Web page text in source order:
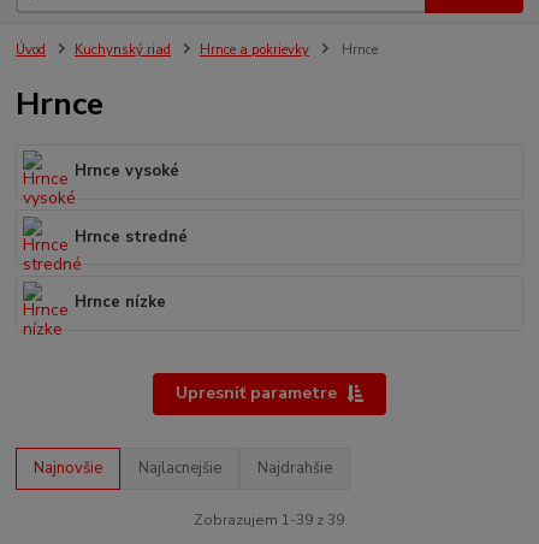
Úvod Kuchynský riad Hrnce a pokrievky Hrnce
Hrnce
Hrnce vysoké
Hrnce stredné
Hrnce nízke
Upresniť parametre
Najnovšie Najlacnejšie Najdrahšie
Zobrazujem 1-39 z 39